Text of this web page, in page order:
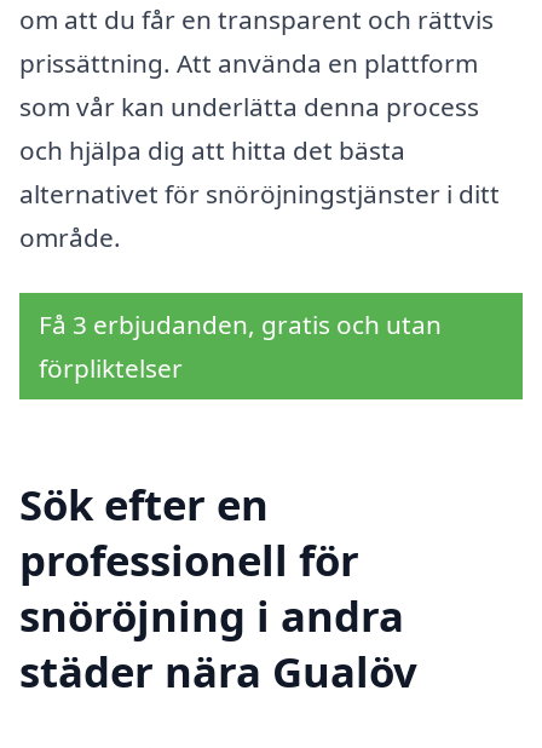
om att du får en transparent och rättvis
prissättning. Att använda en plattform
som vår kan underlätta denna process
och hjälpa dig att hitta det bästa
alternativet för snöröjningstjänster i ditt
område.
Få 3 erbjudanden, gratis och utan
förpliktelser
Sök efter en
professionell för
snöröjning i andra
städer nära Gualöv